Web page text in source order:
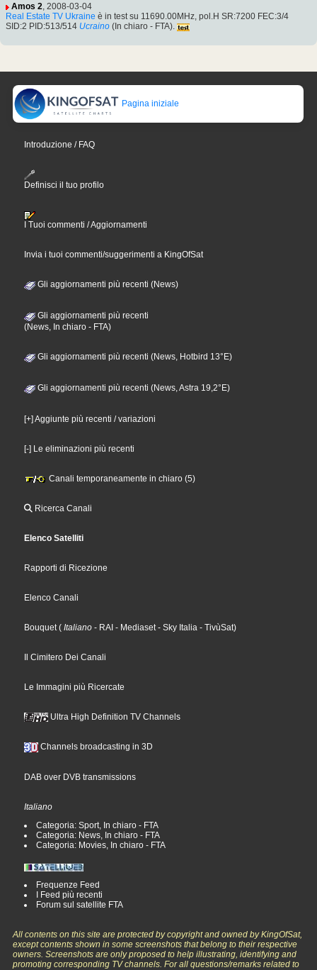
Amos 2, 2008-03-04
Real Estate TV Ukraine è in test su 11690.00MHz, pol.H SR:7200 FEC:3/4
SID:2 PID:513/514 Ucraino (In chiaro - FTA).
Pagina iniziale
Introduzione / FAQ
Definisci il tuo profilo
I Tuoi commenti / Aggiornamenti
Invia i tuoi commenti/suggerimenti a KingOfSat
Gli aggiornamenti più recenti (News)
Gli aggiornamenti più recenti
(News, In chiaro - FTA)
Gli aggiornamenti più recenti (News, Hotbird 13°E)
Gli aggiornamenti più recenti (News, Astra 19,2°E)
[+] Aggiunte più recenti / variazioni
[-] Le eliminazioni più recenti
Canali temporaneamente in chiaro (5)
Ricerca Canali
Elenco Satelliti
Rapporti di Ricezione
Elenco Canali
Bouquet( Italiano - RAI - Mediaset- Sky Italia - TivùSat)
Il Cimitero Dei Canali
Le Immagini più Ricercate
Ultra High Definition TV Channels
Channels broadcasting in 3D
DAB over DVB transmissions
Italiano
Categoria: Sport, In chiaro - FTA
Categoria: News, In chiaro - FTA
Categoria: Movies, In chiaro - FTA
Frequenze Feed
I Feed più recenti
Forum sul satellite FTA
All contents on this site are protected by copyright and owned by KingOfSat,
except contents shown in some screenshots that belong to their respective
owners. Screenshots are only proposed to help illustrating, identifying and
promoting corresponding TV channels. For all questions/remarks related to